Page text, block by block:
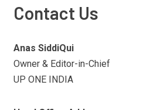
Contact Us
Anas SiddiQui
Owner & Editor-in-Chief
UP ONE INDIA